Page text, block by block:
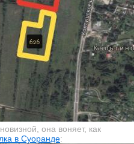
она воняет, как
в Суоранде: